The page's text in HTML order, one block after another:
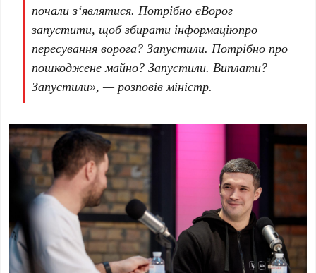
почализ‘являтися.Потрібно єВорог
запустити, щоб збирати інформаціюпро
пересування ворога? Запустили.Потрібно про
пошкоджене майно? Запустили.Виплати?
Запустили», —розповів міністр.